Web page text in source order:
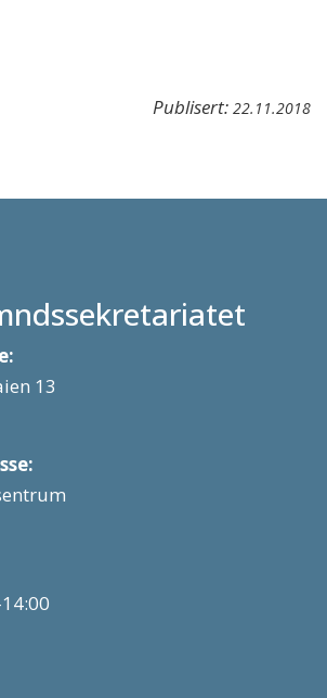
Publisert: 22.11.2018
13